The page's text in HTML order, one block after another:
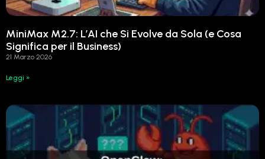
MiniMax M2.7: L’AI che Si Evolve da Sola (e Cosa
Significa per il Business)
21 Marzo 2026
Leggi »